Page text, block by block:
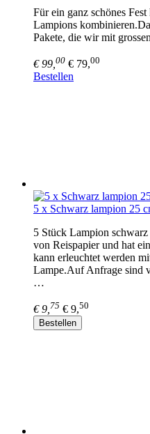
Für ein ganz schönes
Lampions
Pakete, die wir mit
€ 99, 00 € 79,00
Bestellen
5 x Schwarz lampion 25
5 Stück Lampion
von Reispapier und hat
kann erleuchtet werden
Lampe.Auf Anfrage sind
…
€ 9, 75 € 9,50
Bestellen